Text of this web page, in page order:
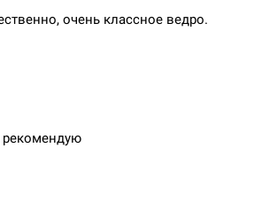
очень классное ведро.